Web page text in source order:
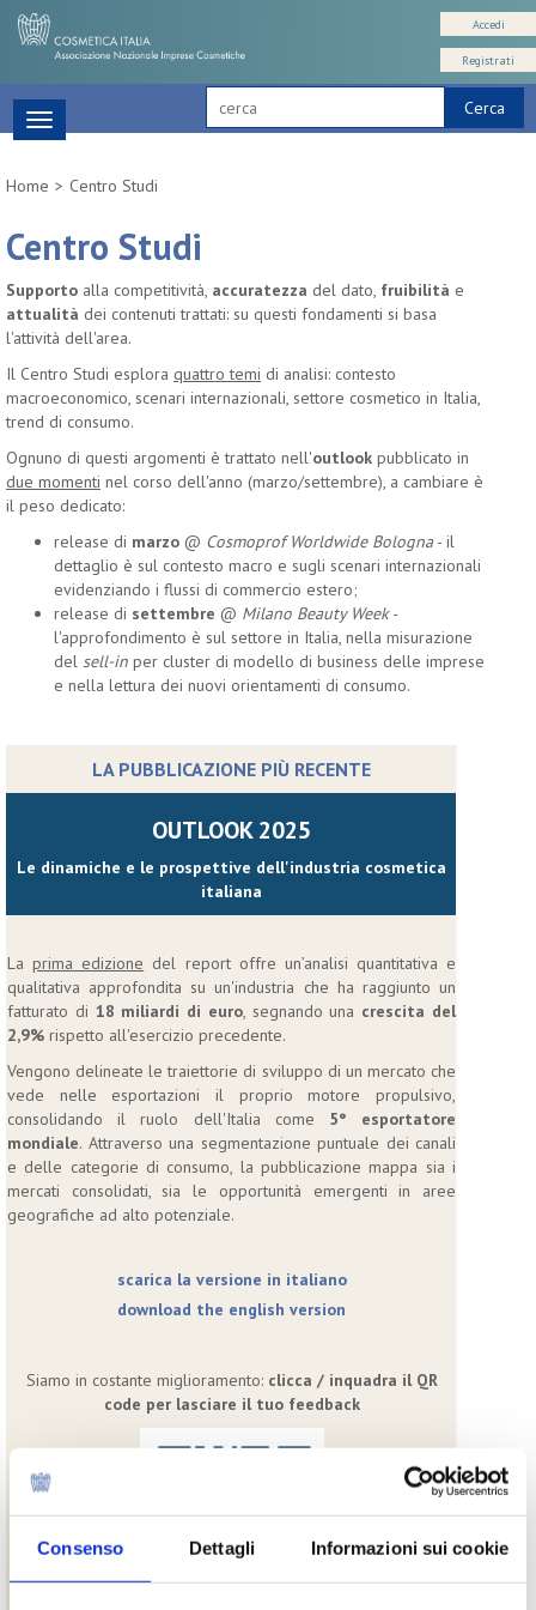
Consenso Dettagli Informazioni sui cookie
Cerca
Accedi
Registrati
Toggle
navigation
Home
Centro Studi
Centro Studi
Supporto alla competitività, accuratezza del dato, fruibilità e
attualità dei contenuti trattati: su questi fondamenti si basa
l'attività dell'area.
Il Centro Studi esplora quattro temi di analisi: contesto
macroeconomico, scenari internazionali, settore cosmetico in Italia,
trend di consumo.
Ognuno di questi argomenti è trattato nell'outlook pubblicato in
due momenti nel corso dell'anno (marzo/settembre), a cambiare è
il peso dedicato:
release di marzo @ Cosmoprof Worldwide Bologna- il
dettaglio è sul contesto macro e sugli scenari internazionali
evidenziando i flussi di commercio estero;
release di settembre @ Milano Beauty Week-
l'approfondimento è sul settore in Italia, nella misurazione
del sell-in per cluster di modello di business delle imprese
e nella lettura dei nuovi orientamenti di consumo.
LA PUBBLICAZIONE PIÙ RECENTE
OUTLOOK 2025
Le dinamiche e le prospettive dell'industria cosmetica
italiana
Laprima edizione del report offre un’analisi quantitativa e
qualitativa approfondita su un'industria che ha raggiunto un
fatturato di 18 miliardi di euro, segnando una crescita del
2,9% rispetto all'esercizio precedente.
Vengono delineate le traiettorie di sviluppo di un mercato che
vede nelle esportazioni il proprio motore propulsivo,
consolidando il ruolo dell'Italia come 5° esportatore
mondiale. Attraverso una segmentazione puntuale dei canali
e delle categorie di consumo, la pubblicazione mappa sia i
mercati consolidati, sia le opportunità emergenti in aree
geografiche ad alto potenziale.
scarica la versione in italiano
download the english version
Siamo in costante miglioramento: clicca / inquadra il QR
code per lasciare il tuo feedback